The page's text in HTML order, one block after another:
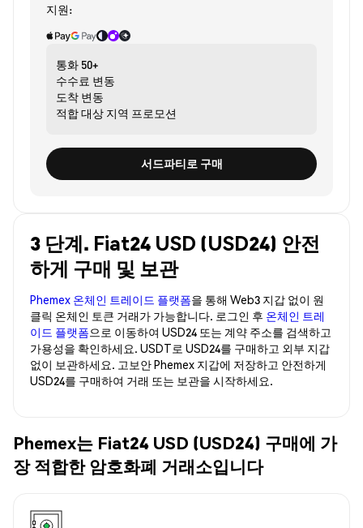
지원:
통화 50+
수수료 변동
도착 변동
적합 대상 지역 프로모션
서드파티로 구매
3 단계. Fiat24 USD (USD24) 안전
하게 구매 및 보관
Phemex 온체인 트레이드 플랫폼을 통해 Web3 지갑 없이 원
클릭 온체인 토큰 거래가 가능합니다. 로그인 후 온체인 트레
이드 플랫폼으로 이동하여 USD24 또는 계약 주소를 검색하고
가용성을 확인하세요. USDT로 USD24를 구매하고 외부 지갑
없이 보관하세요. 고보안 Phemex 지갑에 저장하고 안전하게
USD24를 구매하여 거래 또는 보관을 시작하세요.
Phemex는 Fiat24 USD (USD24) 구매에 가
장 적합한 암호화폐 거래소입니다